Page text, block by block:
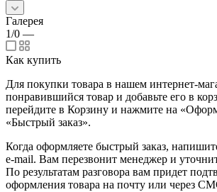
Галерея
1/0 —
Как купить
Для покупки товара в нашем интернет-
понравившийся товар и добавьте его в
перейдите в Корзину и нажмите на
«Быстрый заказ».
Когда оформляете быстрый заказ,
e-mail. Вам перезвонит менеджер и
По результатам разговора вам придет
оформления товара на почту или через